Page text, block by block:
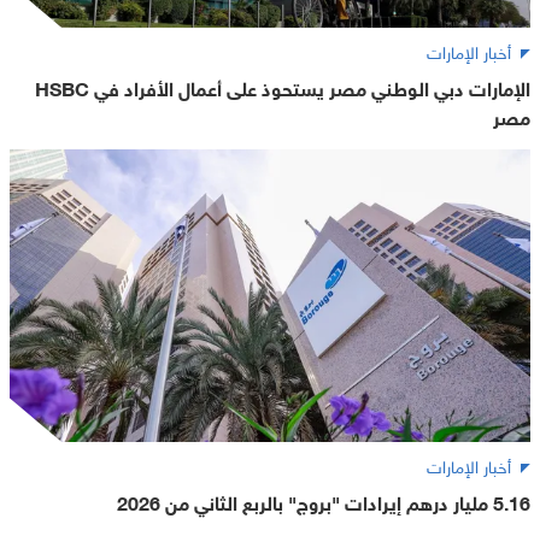
أخبار الإمارات
الإمارات دبي الوطني مصر يستحوذ على أعمال الأفراد في HSBC
مصر
أخبار الإمارات
5.16 مليار درهم إيرادات "بروج" بالربع الثاني من 2026